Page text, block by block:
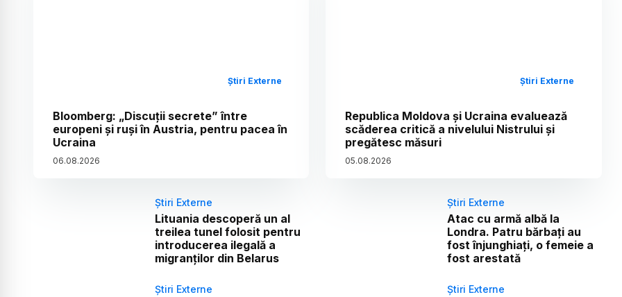
Știri Externe
Bloomberg: „Discuții secrete” între
europeni și ruși în Austria, pentru pacea în
Ucraina
06.08.2026
Știri Externe
Republica Moldova și Ucraina evaluează
scăderea critică a nivelului Nistrului și
pregătesc măsuri
05.08.2026
Știri Externe
Lituania descoperă un al
treilea tunel folosit pentru
introducerea ilegală a
migranților din Belarus
Știri Externe
Atac cu armă albă la
Londra. Patru bărbați au
fost înjunghiați, o femeie a
fost arestată
Știri Externe Știri Externe